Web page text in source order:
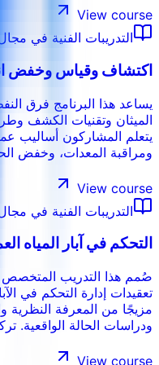
View course
التدريبات الفنية في مجال
اكتشاف وقياس وخفض
يساعد هذا البرنامج فرق
الميثان وتقنيات الكشف
يتعلم المشاركون أساليب
ومراقبة المعدات، وخفض
View course
التدريبات الفنية في مجال
التحكم في آبار المياه
صُمم هذا التدريب المتخصص
تعقيدات إدارة التحكم في
مزيجًا من المعرفة النظرية
ودراسات الحالة الواقعية.
وإجراءات الطوارئ - وهي
View course